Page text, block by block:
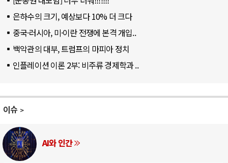
은하수의 크기, 예상보다 10% 더 크다
중국·러시아, 미·이란 전쟁에 본격 개입..
백악관의 대부, 트럼프의 마피아 정치
인플레이션 이론 2부: 비주류 경제학과 ..
이슈
AI와 인간